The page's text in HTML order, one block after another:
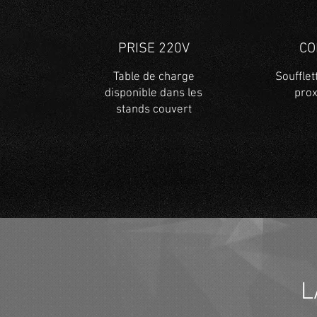
PRISE 220V
Table de charge
disponible dans les
stands couvert